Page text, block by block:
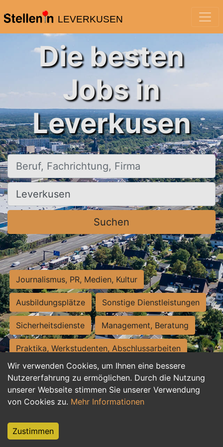
LEVERKUSEN
Wir verwenden Cookies, um Ihnen eine bessere
Nutzererfahrung zu ermöglichen. Durch die Nutzung
unserer Webseite stimmen Sie unserer Verwendung
von Cookies zu. Mehr Informationen
Zustimmen
Die besten
Jobs in
Leverkusen
Beruf, Fachrichtung, Firma
Ort, Stadt
Suchen
Journalismus, PR, Medien, Kultur
Ausbildungsplätze Sonstige Dienstleistungen
Sicherheitsdienste Management, Beratung
Praktika, Werkstudenten, Abschlussarbeiten
Personalwesen Assistenz, Sekretariat
Hilfskräfte, Aushilfs- und Nebenjobs
Weiterbildung, Studium, duale Ausbildung